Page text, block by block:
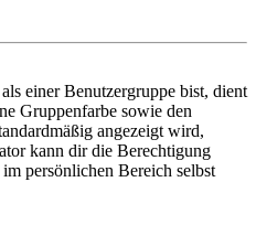
einer Benutzergruppe bist, dient
Gruppenfarbe sowie den
angezeigt wird,
kann dir die Berechtigung
persönlichen Bereich selbst